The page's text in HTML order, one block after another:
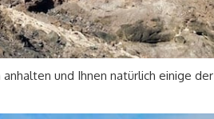
und Ihnen natürlich einige der